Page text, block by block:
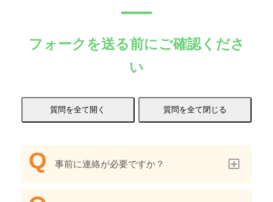
フォークを送る前にご確認くださ
い
事前に連絡が必要ですか？